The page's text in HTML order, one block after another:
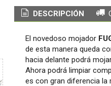
DESCRIPCIÓN
El novedoso mojador
de esta manera queda
hacia delante podrá
Ahora podrá limpiar
es con gran diferencia la